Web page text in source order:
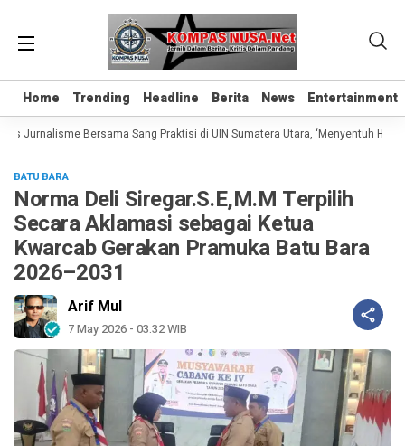
Home Trending Headline Berita News Entertainment
Home Trending Headline Berita News Entertainment
Jurnalisme Bersama Sang Praktisi di UIN Sumatera Utara, ‘Menyentuh Hati
BATU BARA
Norma Deli Siregar.S.E,M.M Terpilih
Secara Aklamasi sebagai Ketua
Kwarcab Gerakan Pramuka Batu Bara
2026–2031
Arif Mul
7 May 2026 - 03:32 WIB